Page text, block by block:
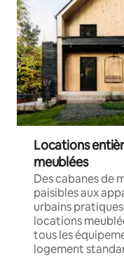
Locations
meublées
Des cabanes de
paisibles aux
urbains
locations
tous les
logement